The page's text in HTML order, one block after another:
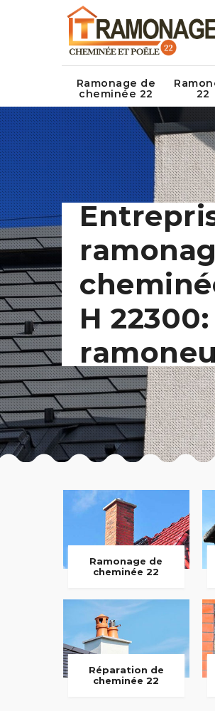
Ramonage de
cheminée 22
22
H
Ramonage de
cheminée 22
Réparation de
cheminée 22